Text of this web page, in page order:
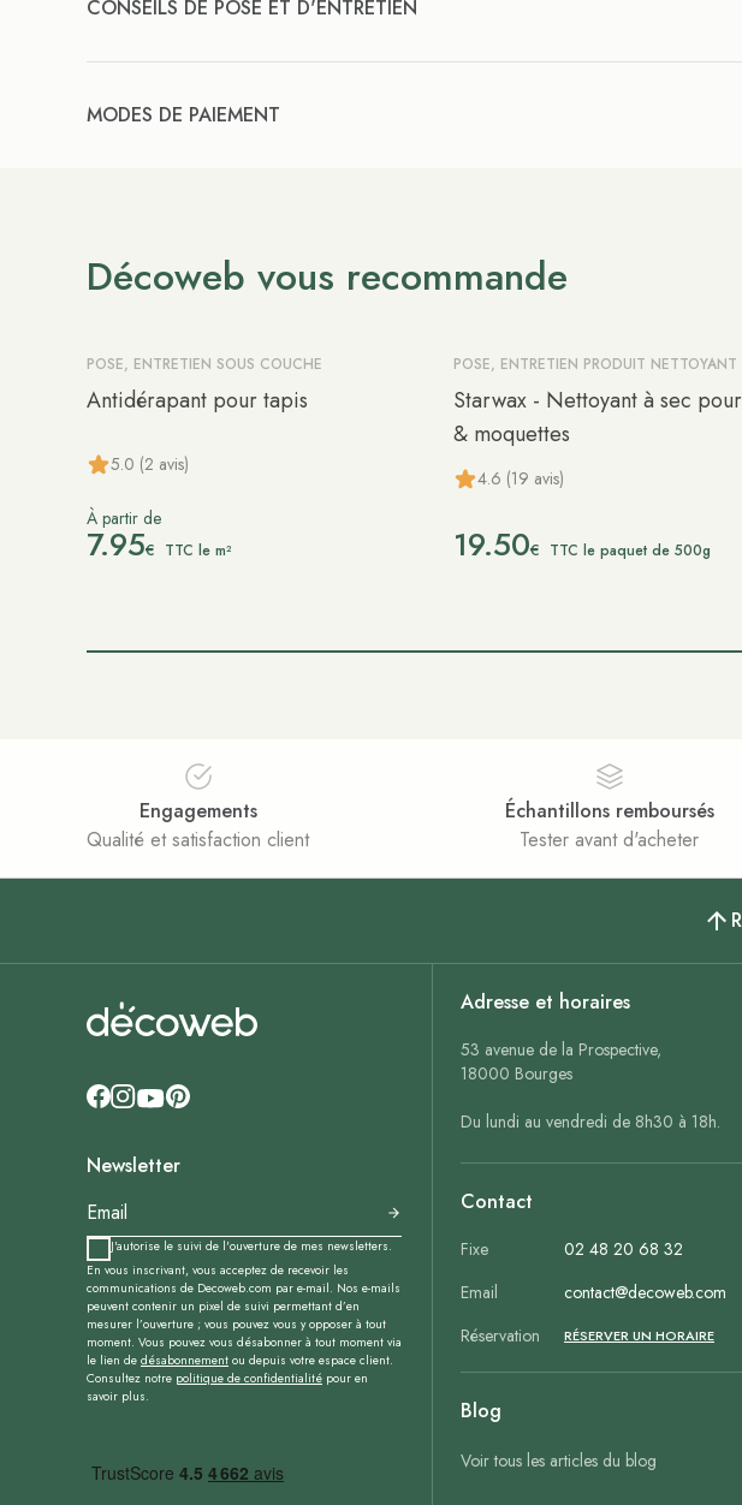
CONSEILS DE POSE ET D'ENTRETIEN
MODES DE PAIEMENT
Décoweb vous recommande
POSE, ENTRETIEN SOUS COUCHE
Antidérapant pour tapis
5.0 (2 avis)
À partir de
7.95€ TTC le m²
POSE, ENTRETIEN PRODUIT NETTOYANT
Starwax - Nettoyant à sec
& moquettes
4.6 (19 avis)
19.50€ TTC le paquet de 500g
Engagements
Qualité et satisfaction client
Échantillons remboursés
Tester avant d'acheter
Newsletter
J'autorise le suivi de l'ouverture de mes newsletters.
En vous inscrivant, vous acceptez de recevoir les
communications de Decoweb.com par e-mail. Nos e-mails
peuvent contenir un pixel de suivi permettant d’en
mesurer l’ouverture ; vous pouvez vous y opposer à tout
moment. Vous pouvez vous désabonner à tout moment via
le lien de désabonnement ou depuis votre espace client.
Consultez notre politique de confidentialité pour en
savoir plus.
Adresse et horaires
53 avenue de la Prospective,
18000 Bourges
Du lundi au vendredi de 8h30 à 18h.
Contact
Fixe
02 48 20 68 32
Email
contact@decoweb.com
Réservation
RÉSERVER UN HORAIRE
Blog
Voir tous les articles du blog